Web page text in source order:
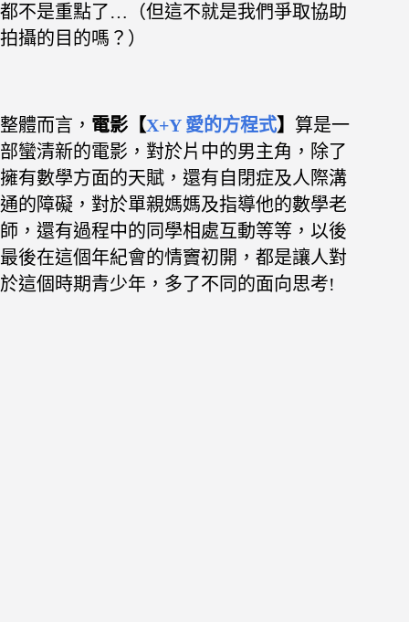
都不是重點了…（但這不就是我們爭取協助
拍攝的目的嗎？）
整體而言， 電影【X+Y 愛的方程式】 算是一
部蠻清新的電影，對於片中的男主角，除了
擁有數學方面的天賦，還有自閉症及人際溝
通的障礙，對於單親媽媽及指導他的數學老
師，還有過程中的同學相處互動等等，以後
最後在這個年紀會的情竇初開， 都是讓人對
於這個時期青少年，多了不同的面向思考!